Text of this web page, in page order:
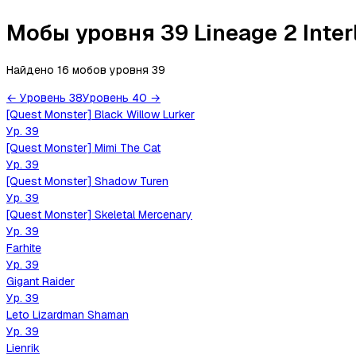
Мобы уровня 39 Lineage 2
Найдено 16 мобов уровня 39
← Уровень 38Уровень 40 →
[Quest Monster] Black Willow Lurker
Ур. 39
[Quest Monster] Mimi The Cat
Ур. 39
[Quest Monster] Shadow Turen
Ур. 39
[Quest Monster] Skeletal Mercenary
Ур. 39
Farhite
Ур. 39
Gigant Raider
Ур. 39
Leto Lizardman Shaman
Ур. 39
Lienrik